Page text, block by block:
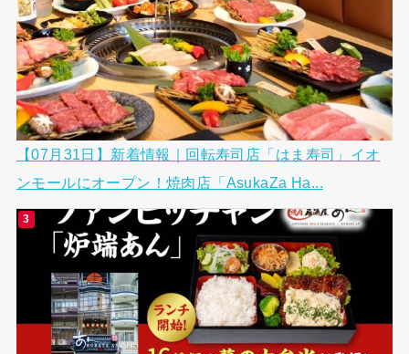
【07月31日】新着情報｜回転寿司店「はま寿司」イオ
ンモールにオープン！焼肉店「AsukaZa Ha...